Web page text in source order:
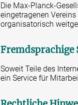
Die Max-Planck-
eingetragenen
organisatorisch
Fremdsprachige
Soweit Teile des
ein Service für